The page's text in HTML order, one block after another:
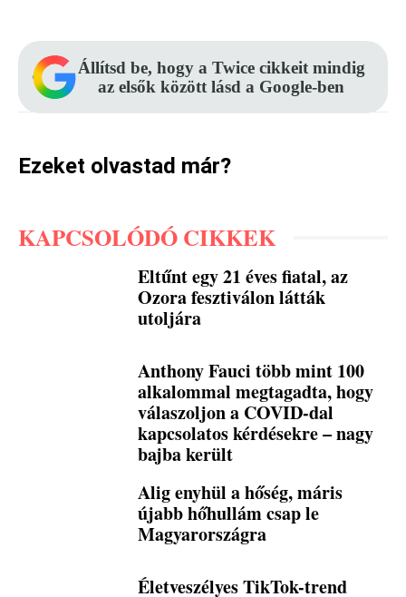
Állítsd be, hogy a Twice cikkeit mindig
az elsők között lásd a Google-ben
Ezeket olvastad már?
KAPCSOLÓDÓ CIKKEK
Eltűnt egy 21 éves fiatal, az
Ozora fesztiválon látták
utoljára
Anthony Fauci több mint 100
alkalommal megtagadta, hogy
válaszoljon a COVID-dal
kapcsolatos kérdésekre – nagy
bajba került
Alig enyhül a hőség, máris
újabb hőhullám csap le
Magyarországra
Életveszélyes TikTok-trend